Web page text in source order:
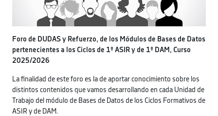
Foro de DUDAS y Refuerzo, de los Módulos de Bases de Datos
pertenecientes a los Ciclos de 1º ASIR y de 1º DAM, Curso
2025/2026
La finalidad de este foro es la de aportar conocimiento sobre los
distintos contenidos que vamos desarrollando en cada Unidad de
Trabajo del módulo de Bases de Datos de los Ciclos Formativos de
ASIR y de DAM.